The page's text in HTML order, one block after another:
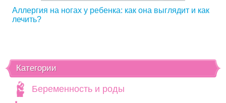
Аллергия на ногах у ребенка: как она выглядит и как
лечить?
Категории
Беременность и роды